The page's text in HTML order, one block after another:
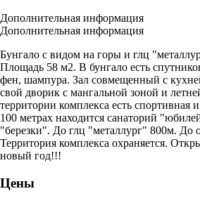
Дополнительная информация
Дополнительная информация
Бунгало с видом на горы и глц
Площадь 58 м2. В бунгало есть
фен, шампура. Зал совмещенный с
свой дворик с мангальной зоной и
территории комплекса есть спортивная
100 метрах находится санаторий
"березки". До глц "металлург" 800м. До
Территория комплекса охраняется.
новый год!!!
Цены